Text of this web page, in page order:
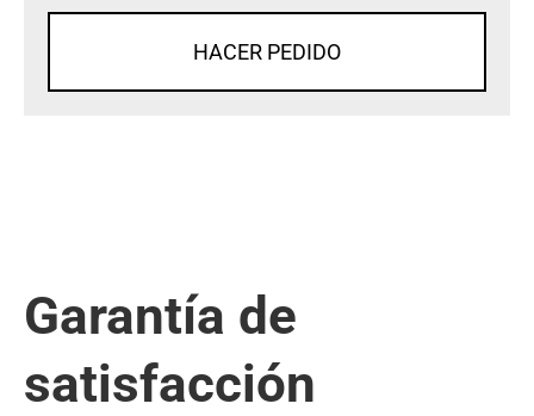
HACER PEDIDO
Garantía de
satisfacción